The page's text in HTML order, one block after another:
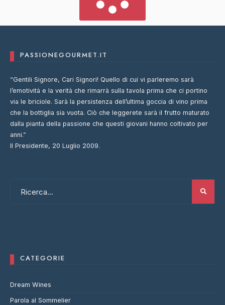
PASSIONEGOURMET.IT
“Gentili Signore, Cari Signori! Quello di cui vi parleremo sarà
l’emotività e la verità che rimarrà sulla tavola prima che ci portino
via le briciole. Sarà la persistenza dell’ultima goccia di vino prima
che la bottiglia sia vuota. Ciò che leggerete sarà il frutto maturato
dalla pianta della passione che questi giovani hanno coltivato per
anni.”
Il Presidente, 20 Luglio 2009.
CATEGORIE
Dream Wines
Parola al Sommelier